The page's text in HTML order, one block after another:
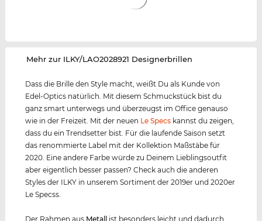
‌Mehr zur ILKY/LAO2028921 Designerbrillen
Dass die Brille den Style macht, weißt Du als Kunde von
Edel-Optics natürlich. Mit diesem Schmuckstück bist du
ganz smart unterwegs und überzeugst im Office genauso
wie in der Freizeit. Mit der neuen Le Specs kannst du zeigen,
dass du ein Trendsetter bist. Für die laufende Saison setzt
das renommierte Label mit der Kollektion Maßstäbe für
2020. Eine andere Farbe würde zu Deinem Lieblingsoutfit
aber eigentlich besser passen? Check auch die anderen
Styles der ILKY in unserem Sortiment der 2019er und 2020er
Le Specss.
Der Rahmen aus Metall ist besonders leicht und dadurch